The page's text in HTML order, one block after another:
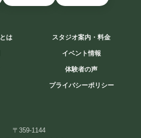
は スタジオ案内・料金
イベント情報
体験者の声
プライバシーポリシー
〒359-1144
池袋線 西所沢駅徒歩5分です。
西所沢２丁目９−３４ TEL:04-2936-9730